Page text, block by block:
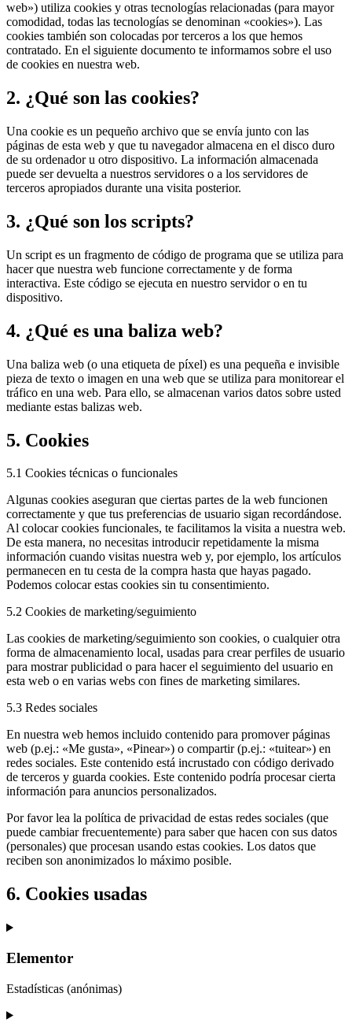
web») utiliza cookies y otras tecnologías relacionadas (para mayor
comodidad, todas las tecnologías se denominan «cookies»). Las
cookies también son colocadas por terceros a los que hemos
contratado. En el siguiente documento te informamos sobre el uso
de cookies en nuestra web.
2. ¿Qué son las cookies?
Una cookie es un pequeño archivo que se envía junto con las
páginas de esta web y que tu navegador almacena en el disco duro
de su ordenador u otro dispositivo. La información almacenada
puede ser devuelta a nuestros servidores o a los servidores de
terceros apropiados durante una visita posterior.
3. ¿Qué son los scripts?
Un script es un fragmento de código de programa que se utiliza para
hacer que nuestra web funcione correctamente y de forma
interactiva. Este código se ejecuta en nuestro servidor o en tu
dispositivo.
4. ¿Qué es una baliza web?
Una baliza web (o una etiqueta de píxel) es una pequeña e invisible
pieza de texto o imagen en una web que se utiliza para monitorear el
tráfico en una web. Para ello, se almacenan varios datos sobre usted
mediante estas balizas web.
5. Cookies
5.1 Cookies técnicas o funcionales
Algunas cookies aseguran que ciertas partes de la web funcionen
correctamente y que tus preferencias de usuario sigan recordándose.
Al colocar cookies funcionales, te facilitamos la visita a nuestra web.
De esta manera, no necesitas introducir repetidamente la misma
información cuando visitas nuestra web y, por ejemplo, los artículos
permanecen en tu cesta de la compra hasta que hayas pagado.
Podemos colocar estas cookies sin tu consentimiento.
5.2 Cookies de marketing/seguimiento
Las cookies de marketing/seguimiento son cookies, o cualquier otra
forma de almacenamiento local, usadas para crear perfiles de usuario
para mostrar publicidad o para hacer el seguimiento del usuario en
esta web o en varias webs con fines de marketing similares.
5.3 Redes sociales
En nuestra web hemos incluido contenido para promover páginas
web (p.ej.: «Me gusta», «Pinear») o compartir (p.ej.: «tuitear») en
redes sociales. Este contenido está incrustado con código derivado
de terceros y guarda cookies. Este contenido podría procesar cierta
información para anuncios personalizados.
Por favor lea la política de privacidad de estas redes sociales (que
puede cambiar frecuentemente) para saber que hacen con sus datos
(personales) que procesan usando estas cookies. Los datos que
reciben son anonimizados lo máximo posible.
6. Cookies usadas
Elementor
Estadísticas (anónimas)
Consent